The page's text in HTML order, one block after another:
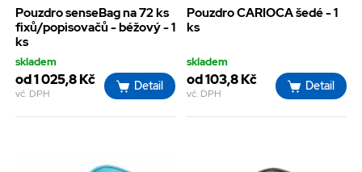
Pouzdro senseBag na 72 ks
fixů/popisovačů - béžový - 1
ks
skladem
od 1 025,8 Kč
vč. DPH
Detail
Pouzdro CARIOCA šedé - 1
ks
skladem
od 103,8 Kč
vč. DPH
Detail